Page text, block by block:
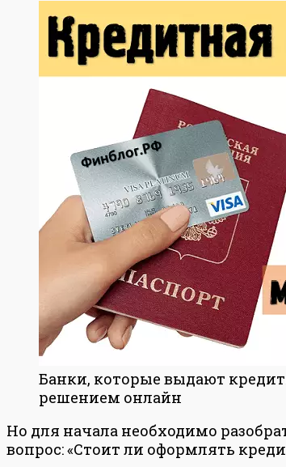
Банки, которые выдают
решением онлайн
Но для начала необходимо
вопрос: «Стоит ли оформлять